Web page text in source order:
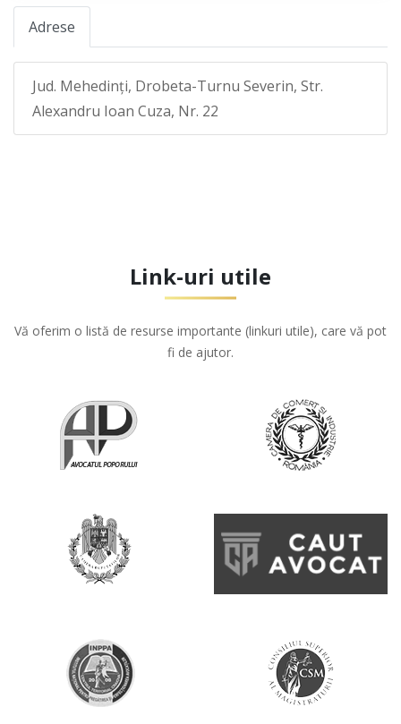
Adrese
Jud. Mehedinţi, Drobeta-Turnu Severin, Str.
Alexandru Ioan Cuza, Nr. 22
Link-uri utile
Vă oferim o listă de resurse importante (linkuri utile), care vă pot
fi de ajutor.